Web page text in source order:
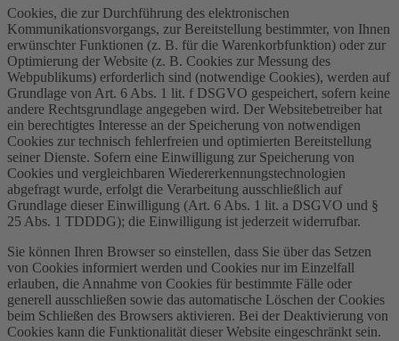
Cookies, die zur Durchführung des elektronischen
Kommunikationsvorgangs, zur Bereitstellung bestimmter, von Ihnen
erwünschter Funktionen (z. B. für die Warenkorbfunktion) oder zur
Optimierung der Website (z. B. Cookies zur Messung des
Webpublikums) erforderlich sind (notwendige Cookies), werden auf
Grundlage von Art. 6 Abs. 1 lit. f DSGVO gespeichert, sofern keine
andere Rechtsgrundlage angegeben wird. Der Websitebetreiber hat
ein berechtigtes Interesse an der Speicherung von notwendigen
Cookies zur technisch fehlerfreien und optimierten Bereitstellung
seiner Dienste. Sofern eine Einwilligung zur Speicherung von
Cookies und vergleichbaren Wiedererkennungstechnologien
abgefragt wurde, erfolgt die Verarbeitung ausschließlich auf
Grundlage dieser Einwilligung (Art. 6 Abs. 1 lit. a DSGVO und §
25 Abs. 1 TDDDG); die Einwilligung ist jederzeit widerrufbar.
Sie können Ihren Browser so einstellen, dass Sie über das Setzen
von Cookies informiert werden und Cookies nur im Einzelfall
erlauben, die Annahme von Cookies für bestimmte Fälle oder
generell ausschließen sowie das automatische Löschen der Cookies
beim Schließen des Browsers aktivieren. Bei der Deaktivierung von
Cookies kann die Funktionalität dieser Website eingeschränkt sein.